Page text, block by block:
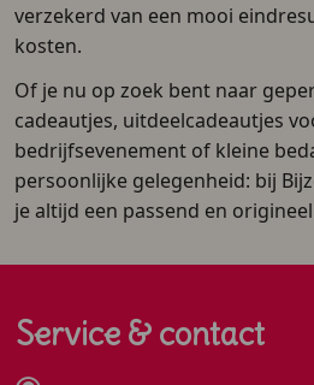
verzekerd van een mooi
kosten.
Of je nu op zoek bent naar
cadeautjes, uitdeelcadeautjes
bedrijfsevenement of kleine
persoonlijke gelegenheid: bij
je altijd een passend en
Service & contact